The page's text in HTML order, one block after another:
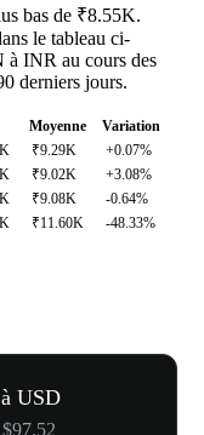
bas de ₹8.55K.
le tableau ci-
à INR au cours des
derniers jours.
Moyenne
Variation
₹9.29K
+0.07%
₹9.02K
+3.08%
₹9.08K
-0.64%
₹11.60K -48.33%
USD